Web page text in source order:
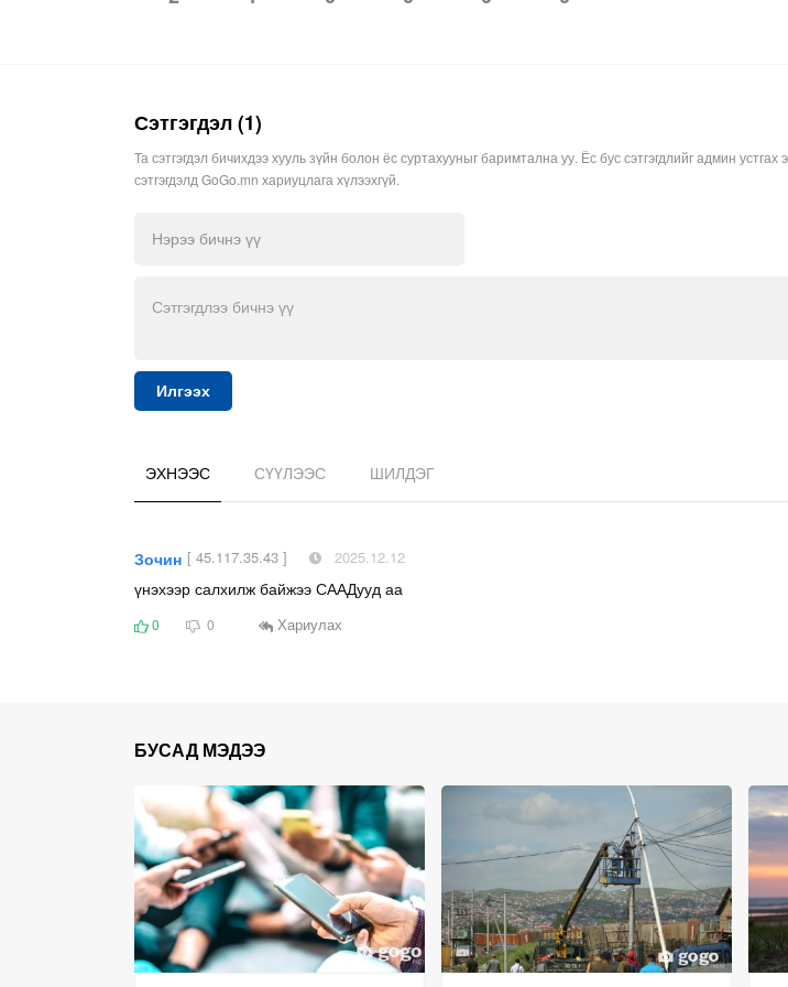
Сэтгэгдэл (1)
Та сэтгэгдэл бичихдээ хууль зүйн болон ёс суртахууныг баримтална уу. Ёс бус сэтгэгдлийг админ устгах
сэтгэгдэлд GoGo.mn хариуцлага хүлээхгүй.
Илгээх
ЭХНЭЭС СҮҮЛЭЭС ШИЛДЭГ
Зочин [ 45.117.35.43 ] 2025.12.12
үнэхээр салхилж байжээ СААДууд аа
0 0 Хариулах
БУСАД МЭДЭЭ